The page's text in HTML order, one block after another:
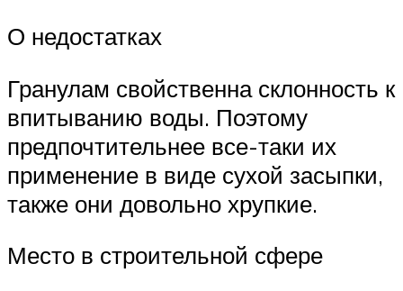
О недостатках
Гранулам свойственна склонность к
впитыванию воды. Поэтому
предпочтительнее все-таки их
применение в виде сухой засыпки,
также они довольно хрупкие.
Место в строительной сфере